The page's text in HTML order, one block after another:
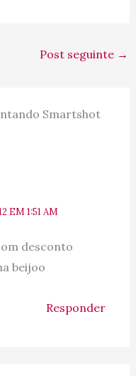
Post seguinte →
Smartshot
EM 1:51 AM
desconto
beijoo
Responder